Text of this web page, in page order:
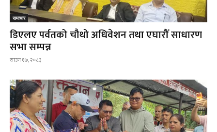
समाचार
डिएलए पर्वतको चौथो अधिवेशन तथा एघारौँ साधारण
सभा सम्पन्न
साउन १७, २०८३